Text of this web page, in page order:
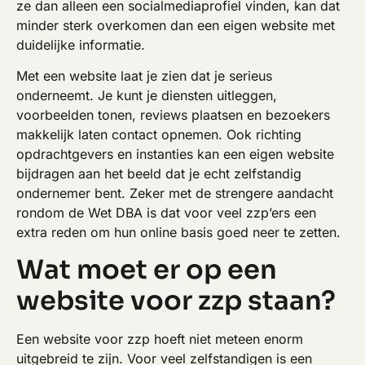
ze dan alleen een socialmediaprofiel vinden, kan dat
minder sterk overkomen dan een eigen website met
duidelijke informatie.
Met een website laat je zien dat je serieus
onderneemt. Je kunt je diensten uitleggen,
voorbeelden tonen, reviews plaatsen en bezoekers
makkelijk laten contact opnemen. Ook richting
opdrachtgevers en instanties kan een eigen website
bijdragen aan het beeld dat je echt zelfstandig
ondernemer bent. Zeker met de strengere aandacht
rondom de Wet DBA is dat voor veel zzp’ers een
extra reden om hun online basis goed neer te zetten.
Wat moet er op een
website voor zzp staan?
Een website voor zzp hoeft niet meteen enorm
uitgebreid te zijn. Voor veel zelfstandigen is een